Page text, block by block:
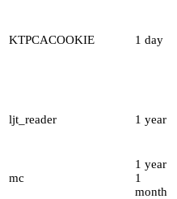
KTPCACOOKIE 1 day
ljt_reader 1 year
mc
1 year
1
month